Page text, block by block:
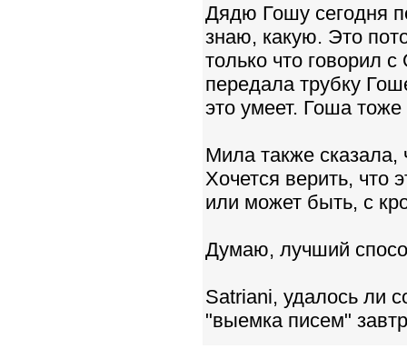
Дядю Гошу сегодня
знаю, какую. Это
только что говорил
передала трубку
это умеет. Гоша
Мила также сказала,
Хочется верить, что
или может быть, с
Думаю, лучший
Satriani, удалось ли
"выемка писем"